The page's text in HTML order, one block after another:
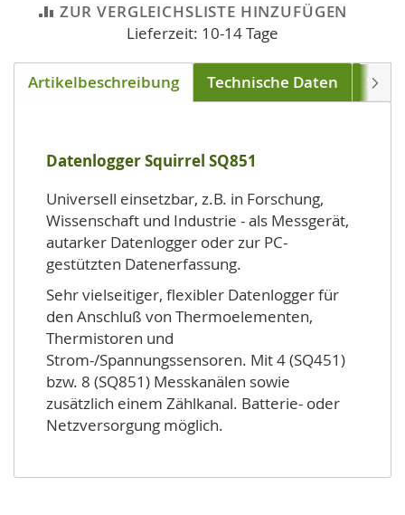
ZUR VERGLEICHSLISTE HINZUFÜGEN
Lieferzeit: 10-14 Tage
Artikelbeschreibung Technische Daten
Datenlogger Squirrel SQ851
Universell einsetzbar, z.B. in Forschung,
Wissenschaft und Industrie - als Messgerät,
autarker Datenlogger oder zur PC-
gestützten Datenerfassung.
Sehr vielseitiger, flexibler Datenlogger für
den Anschluß von Thermoelementen,
Thermistoren und
Strom-/Spannungssensoren. Mit 4 (SQ451)
bzw. 8 (SQ851) Messkanälen sowie
zusätzlich einem Zählkanal. Batterie- oder
Netzversorgung möglich.